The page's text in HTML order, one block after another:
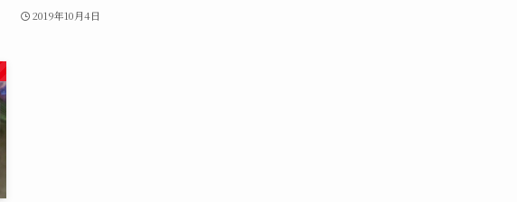
2019年10月4日